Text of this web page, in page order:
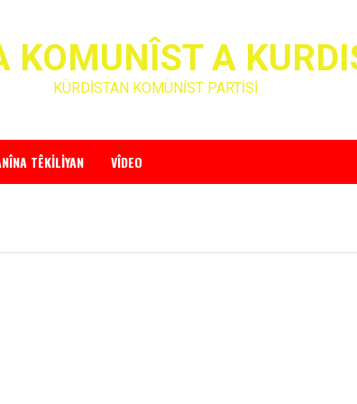
KOMUNÎST A
KÜRDİSTAN KOMÜNİST PARTİSİ
TÊKILIYAN VÎDEO